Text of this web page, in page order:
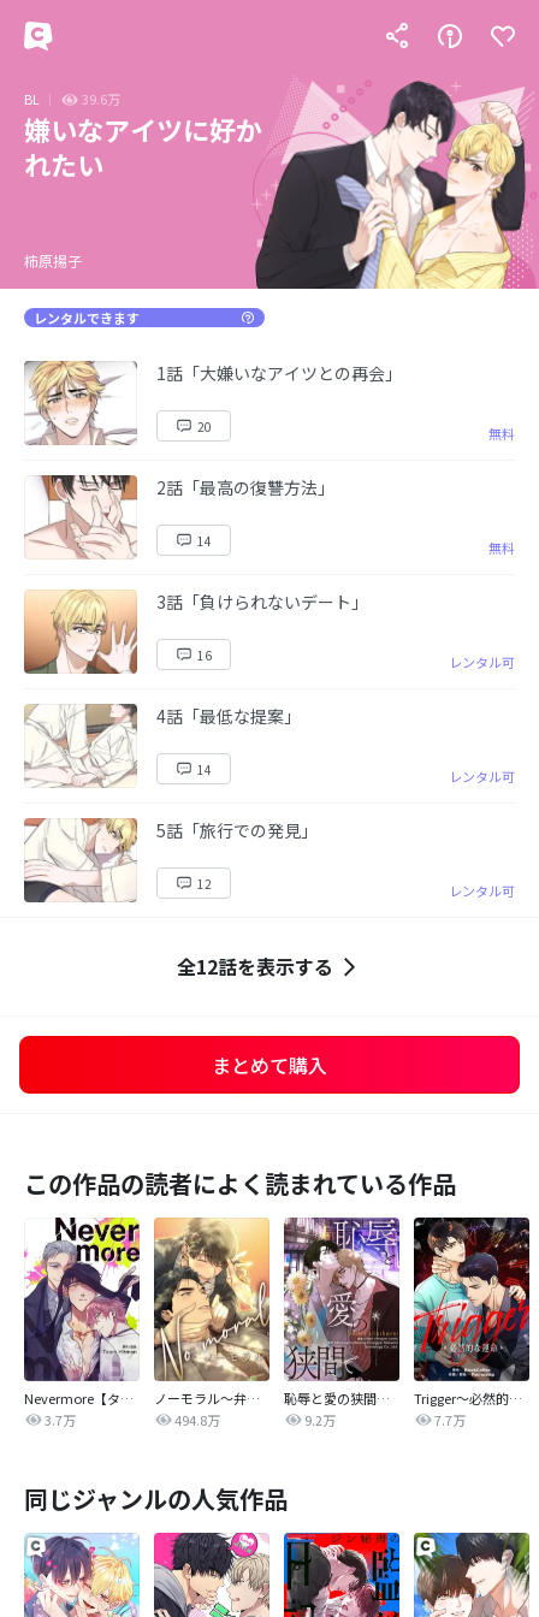
BL 39.6万
嫌いなアイツに好か
れたい
柿原揚子
レンタルできます
1話「大嫌いなアイツとの再会」
20 無料
2話「最高の復讐方法」
14 無料
3話「負けられないデート」
16 レンタル可
4話「最低な提案」
14 レンタル可
5話「旅行での発見」
12 レンタル可
全12話を表示する
まとめて購入
この作品の読者によく読まれている作品
Nevermore【タテヨミ】
3.7万
ノーモラル～弁護士の掟～
494.8万
恥辱と愛の狭間で【タテヨミ】
9.2万
Trigger～必然的な運命～【タテヨミ】
7.7万
同じジャンルの人気作品